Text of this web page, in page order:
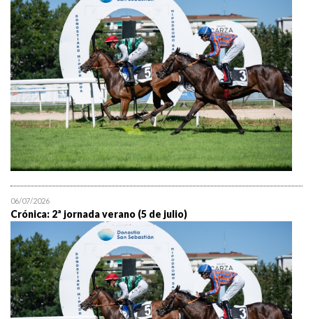
06/07/2026
Crónica: 2ª jornada verano (5 de julio)